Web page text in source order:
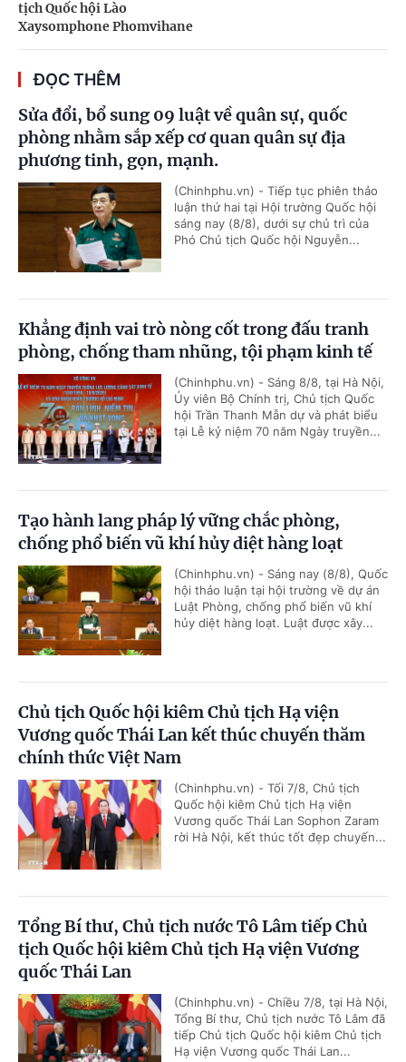
tịch Quốc hội Lào
Xaysomphone Phomvihane
ĐỌC THÊM
Sửa đổi, bổ sung 09 luật về quân sự, quốc
phòng nhằm sắp xếp cơ quan quân sự địa
phương tinh, gọn, mạnh.
(Chinhphu.vn) - Tiếp tục phiên thảo
luận thứ hai tại Hội trường Quốc hội
sáng nay (8/8), dưới sự chủ trì của
Phó Chủ tịch Quốc hội Nguyễn...
Khẳng định vai trò nòng cốt trong đấu tranh
phòng, chống tham nhũng, tội phạm kinh tế
(Chinhphu.vn) - Sáng 8/8, tại Hà Nội,
Ủy viên Bộ Chính trị, Chủ tịch Quốc
hội Trần Thanh Mẫn dự và phát biểu
tại Lễ kỷ niệm 70 năm Ngày truyền...
Tạo hành lang pháp lý vững chắc phòng,
chống phổ biến vũ khí hủy diệt hàng loạt
(Chinhphu.vn) - Sáng nay (8/8), Quốc
hội thảo luận tại hội trường về dự án
Luật Phòng, chống phổ biến vũ khí
hủy diệt hàng loạt. Luật được xây...
Chủ tịch Quốc hội kiêm Chủ tịch Hạ viện
Vương quốc Thái Lan kết thúc chuyến thăm
chính thức Việt Nam
(Chinhphu.vn) - Tối 7/8, Chủ tịch
Quốc hội kiêm Chủ tịch Hạ viện
Vương quốc Thái Lan Sophon Zaram
rời Hà Nội, kết thúc tốt đẹp chuyến...
Tổng Bí thư, Chủ tịch nước Tô Lâm tiếp Chủ
tịch Quốc hội kiêm Chủ tịch Hạ viện Vương
quốc Thái Lan
(Chinhphu.vn) - Chiều 7/8, tại Hà Nội,
Tổng Bí thư, Chủ tịch nước Tô Lâm đã
tiếp Chủ tịch Quốc hội kiêm Chủ tịch
Hạ viện Vương quốc Thái Lan...